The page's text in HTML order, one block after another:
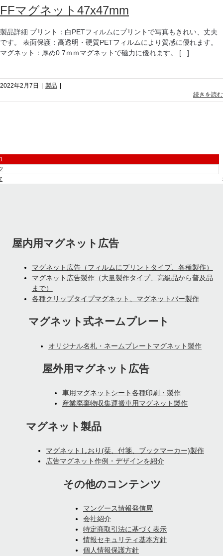
FFマグネット47x47mm
製品詳細 プリント：白PETフィルムにプリントで写真もきれい、丈夫
です。 表面保護：高透明・硬質PETフィルムにより質感に優れます。
マグネット：厚め0.7ｍｍマグネットで磁力に優れます。 [...]
2022年2月7日 製品
続きを読む
1
2
屋内用マグネット広告
マグネット広告（フィルムにプリントタイプ、各種製作）
マグネット広告製作（大量製作タイプ、高級品から普及品
まで）
各種クリップタイプマグネット、マグネットバー製作
マグネット式ネームプレート
オリジナル名札・ネームプレートマグネット製作
屋外用マグネット広告
車用マグネットシート各種印刷・製作
産業廃棄物収集運搬車用マグネット製作
マグネット製品
マグネットしおり(栞、付箋、ブックマーカー)製作
広告マグネット作例・デザインを紹介
その他のコンテンツ
マングース情報発信局
会社紹介
特定商取引法に基づく表示
情報セキュリティ基本方針
個人情報保護方針